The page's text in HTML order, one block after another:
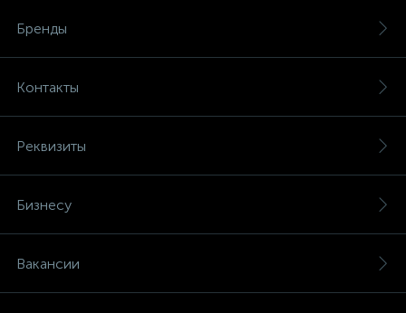
Бренды
Контакты
Реквизиты
Бизнесу
Вакансии